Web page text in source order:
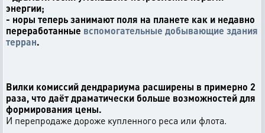
энергии;
- норы теперь занимают поля на планете как и недавно
переработанные вспомогательные добывающие здания
терран.
Вилки комиссий дендрариума расширены в примерно 2
раза, что даёт драматически больше возможностей для
формирования цены.
И перепродаже дороже купленного реса или флота.